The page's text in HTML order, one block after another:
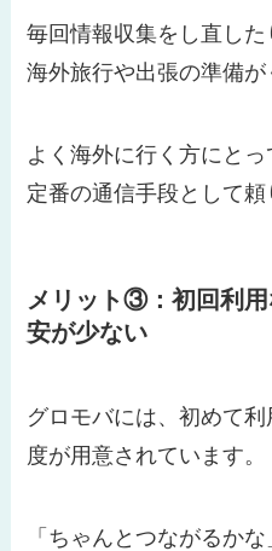
毎回情報収集をし直した
海外旅行や出張の準備が
よく海外に行く方にとっ
定番の通信手段として頼
メリット③：初回利
安が少ない
グロモバには、初めて
度が用意されています。
「ちゃんとつながるか